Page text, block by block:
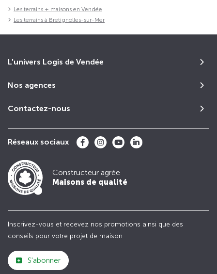
Les terrains + maisons en Vendée
Les terrains à Bretignolles-sur-Mer
L'univers Logis de Vendée
Nos agences
Contactez-nous
Réseaux sociaux
Constructeur agrée
Maisons de qualité
Inscrivez-vous et recevez nos promotions ainsi que des
conseils pour votre projet de maison
S'abonner